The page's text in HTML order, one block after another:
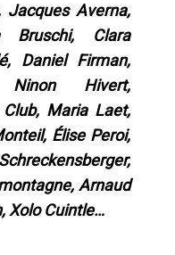
Jacques Averna,
Bruschi, Clara
Daniel Firman,
Ninon Hivert,
Maria Laet,
Élise Peroi,
Arnaud
Xolo Cuintle…